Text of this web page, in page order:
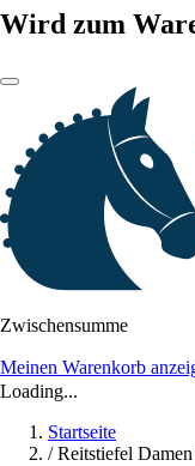
Wird zum
Zwischensumme
Meinen Warenkorb
Loading...
Startseite
/ Reitstiefel